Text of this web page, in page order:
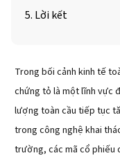
5. Lời kết
Trong bối cảnh kinh tế
chứng tỏ là một lĩnh vực
lượng toàn cầu tiếp tục
trong công nghệ khai
trường, các mã cổ phiếu